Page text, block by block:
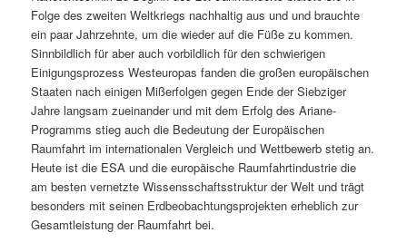
a
l
t
s
p
r
n
h
a
l
t
s
Folge des zweiten Weltkriegs nachhaltig aus und und brauchte
ein paar Jahrzehnte, um die wieder auf die Füße zu kommen.
Sinnbildlich für aber auch vorbildlich für den schwierigen
Einigungsprozess Westeuropas fanden die großen europäischen
Staaten nach einigen Mißerfolgen gegen Ende der Siebziger
Jahre langsam zueinander und mit dem Erfolg des Ariane-
Programms stieg auch die Bedeutung der Europäischen
Raumfahrt im internationalen Vergleich und Wettbewerb stetig an.
Heute ist die ESA und die europäische Raumfahrtindustrie die
am besten vernetzte Wissensschaftsstruktur der Welt und trägt
besonders mit seinen Erdbeobachtungsprojekten erheblich zur
Gesamtleistung der Raumfahrt bei.